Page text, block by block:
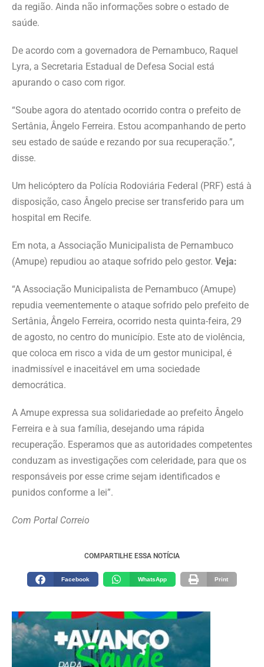
da região. Ainda não informações sobre o estado de
saúde.
De acordo com a governadora de Pernambuco, Raquel
Lyra, a Secretaria Estadual de Defesa Social está
apurando o caso com rigor.
“Soube agora do atentado ocorrido contra o prefeito de
Sertânia, Ângelo Ferreira. Estou acompanhando de perto
seu estado de saúde e rezando por sua recuperação.”,
disse.
Um helicóptero da Polícia Rodoviária Federal (PRF) está à
disposição, caso Ângelo precise ser transferido para um
hospital em Recife.
Em nota, a Associação Municipalista de Pernambuco
(Amupe) repudiou ao ataque sofrido pelo gestor. Veja:
“A Associação Municipalista de Pernambuco (Amupe)
repudia veementemente o ataque sofrido pelo prefeito de
Sertânia, Ângelo Ferreira, ocorrido nesta quinta-feira, 29
de agosto, no centro do município. Este ato de violência,
que coloca em risco a vida de um gestor municipal, é
inadmissível e inaceitável em uma sociedade
democrática.
A Amupe expressa sua solidariedade ao prefeito Ângelo
Ferreira e à sua família, desejando uma rápida
recuperação. Esperamos que as autoridades competentes
conduzam as investigações com celeridade, para que os
responsáveis por esse crime sejam identificados e
punidos conforme a lei”.
Com Portal Correio
COMPARTILHE ESSA NOTÍCIA
Facebook WhatsApp Print